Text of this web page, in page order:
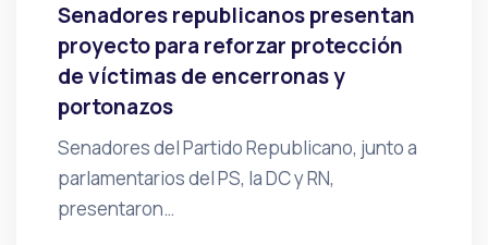
Senadores republicanos presentan
proyecto para reforzar protección
de víctimas de encerronas y
portonazos
Senadores del Partido Republicano, junto a
parlamentarios del PS, la DC y RN,
presentaron…